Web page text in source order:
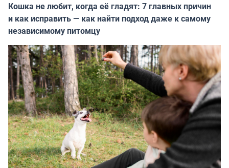
Кошка не любит, когда её гладят: 7 главных причин
и как исправить — как найти подход даже к самому
независимому питомцу